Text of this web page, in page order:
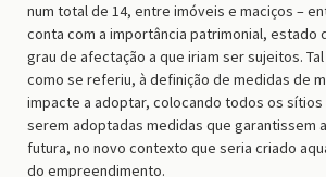
num total de 14, entre imóveis e maciços –
conta com a importância patrimonial, estado
grau de afectação a que iriam ser sujeitos.
como se referiu, à definição de medidas de
impacte a adoptar, colocando todos os sítios
serem adoptadas medidas que garantissem
futura, no novo contexto que seria criado
do empreendimento.